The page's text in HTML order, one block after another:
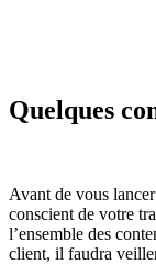
Quelques
Avant de vous
conscient de votre
l’ensemble des
client, il faudra